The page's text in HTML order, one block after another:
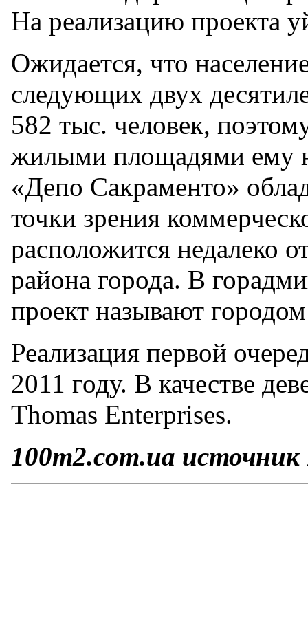
На реализацию проекта
Ожидается, что
следующих двух
582 тыс. человек,
жилыми площадями ему
«Депо Сакраменто»
точки зрения
расположится недалеко
района города. В
проект называют
Реализация первой
2011 году. В качестве
Thomas Enterprises.
100m2.com.ua